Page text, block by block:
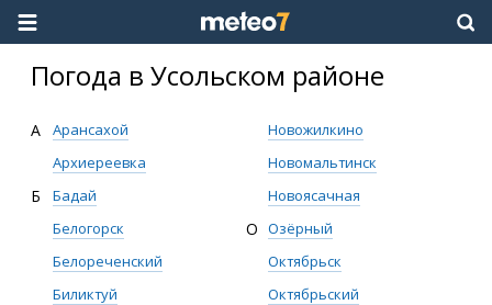
Погода в Усольском районе
А
Арансахой
Архиереевка
Б
Бадай
Белогорск
Белореченский
Биликтуй
Новожилкино
Новомальтинск
Новоясачная
О Озёрный
Октябрьск
Октябрьский